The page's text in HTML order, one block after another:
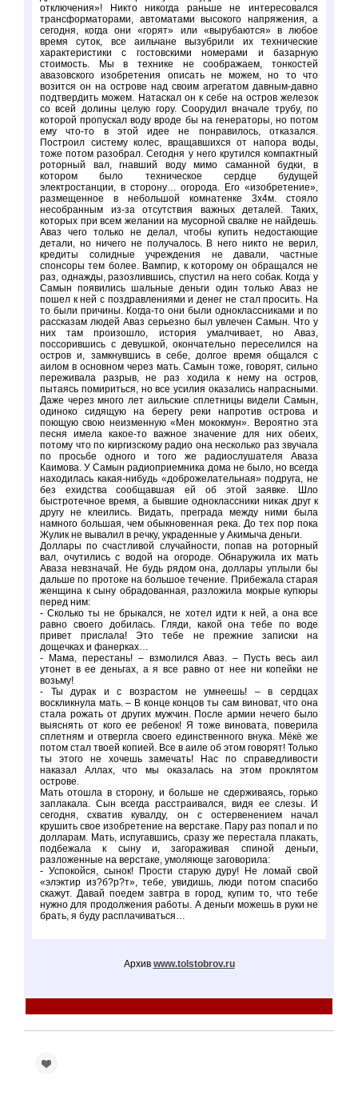
отключения»! Никто никогда раньше не интересовался
трансформаторами, автоматами высокого напряжения, а
сегодня, когда они «горят» или «вырубаются» в любое
время суток, все аильчане вызубрили их технические
характеристики с гостовскими номерами и базарную
стоимость. Мы в технике не соображаем, тонкостей
авазовского изобретения описать не можем, но то что
возится он на острове над своим агрегатом давным-давно
подтвердить можем. Натаскал он к себе на остров железок
со всей долины целую гору. Соорудил вначале трубу, по
которой пропускал воду вроде бы на генераторы, но потом
ему что-то в этой идее не понравилось, отказался.
Построил систему колес, вращавшихся от напора воды,
тоже потом разобрал. Сегодня у него крутился компактный
роторный вал, гнавший воду мимо саманной будки, в
котором было техническое сердце будущей
электростанции, в сторону… огорода. Его «изобретение»,
размещенное в небольшой комнатенке 3х4м. стояло
несобранным из-за отсутствия важных деталей. Таких,
которых при всем желании на мусорной свалке не найдешь.
Аваз чего только не делал, чтобы купить недостающие
детали, но ничего не получалось. В него никто не верил,
кредиты солидные учреждения не давали, частные
спонсоры тем более. Вампир, к которому он обращался не
раз, однажды, разозлившись, спустил на него собак. Когда у
Самын появились шальные деньги один только Аваз не
пошел к ней с поздравлениями и денег не стал просить. На
то были причины. Когда-то они были одноклассниками и по
рассказам людей Аваз серьезно был увлечен Самын. Что у
них там произошло, история умалчивает, но Аваз,
поссорившись с девушкой, окончательно переселился на
остров и, замкнувшись в себе, долгое время общался с
аилом в основном через мать. Самын тоже, говорят, сильно
переживала разрыв, не раз ходила к нему на остров,
пытаясь помириться, но все усилия оказались напрасными.
Даже через много лет аильские сплетницы видели Самын,
одиноко сидящую на берегу реки напротив острова и
поющую свою неизменную «Мен мококмун». Вероятно эта
песня имела какое-то важное значение для них обеих,
потому что по киргизскому радио она несколько раз звучала
по просьбе одного и того же радиослушателя Аваза
Каимова. У Самын радиоприемника дома не было, но всегда
находилась какая-нибудь «доброжелательная» подруга, не
без ехидства сообщавшая ей об этой заявке. Шло
быстротечное время, а бывшие одноклассники никак друг к
другу не клеились. Видать, преграда между ними была
намного большая, чем обыкновенная река. До тех пор пока
Жулик не вывалил в речку, украденные у Акимыча деньги.
Доллары по счастливой случайности, попав на роторный
вал, очутились с водой на огороде. Обнаружила их мать
Аваза невзначай. Не будь рядом она, доллары уплыли бы
дальше по протоке на большое течение. Прибежала старая
женщина к сыну обрадованная, разложила мокрые купюры
перед ним:
- Сколько ты не брыкался, не хотел идти к ней, а она все
равно своего добилась. Гляди, какой она тебе по воде
привет прислала! Это тебе не прежние записки на
дощечках и фанерках…
- Мама, перестань! – взмолился Аваз. – Пусть весь аил
утонет в ее деньгах, а я все равно от нее ни копейки не
возьму!
- Ты дурак и с возрастом не умнеешь! – в сердцах
воскликнула мать. – В конце концов ты сам виноват, что она
стала рожать от других мужчин. После армии нечего было
выяснять от кого ее ребенок! Я тоже виновата, поверила
сплетням и отвергла своего единственного внука. Мёкё же
потом стал твоей копией. Все в аиле об этом говорят! Только
ты этого не хочешь замечать! Нас по справедливости
наказал Аллах, что мы оказалась на этом проклятом
острове.
Мать отошла в сторону, и больше не сдерживаясь, горько
заплакала. Сын всегда расстраивался, видя ее слезы. И
сегодня, схватив кувалду, он с остервенением начал
крушить свое изобретение на верстаке. Пару раз попал и по
долларам. Мать, испугавшись, сразу же перестала плакать,
подбежала к сыну и, загораживая спиной деньги,
разложенные на верстаке, умоляюще заговорила:
- Успокойся, сынок! Прости старую дуру! Не ломай свой
«элэктир из?б?р?т», тебе, увидишь, люди потом спасибо
скажут. Давай поедем завтра в город, купим то, что тебе
нужно для продолжения работы. А деньги можешь в руки не
брать, я буду расплачиваться…
Архив www.tolstobrov.ru